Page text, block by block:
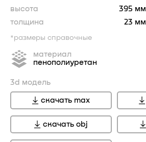
высота
395 мм
толщина
23 мм
*размеры справочные
материал
пенополиуретан
3d модель
скачать max
скачать obj